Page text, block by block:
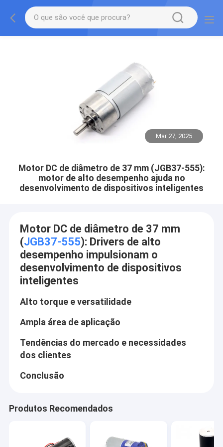
Mar 27, 2025
Motor DC de diâmetro de 37 mm (JGB37-555):
motor de alto desempenho ajuda no
desenvolvimento de dispositivos inteligentes
Motor DC de diâmetro de 37 mm
(JGB37-555): Drivers de alto
desempenho impulsionam o
desenvolvimento de dispositivos
inteligentes
Alto torque e versatilidade
Ampla área de aplicação
Tendências do mercado e necessidades
dos clientes
Conclusão
Produtos Recomendados